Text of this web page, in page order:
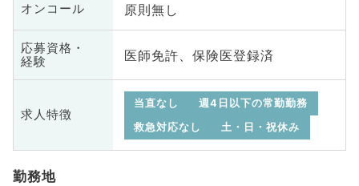
オンコール 原則無し
応募資格・
経験
医師免許、保険医登録済
求人特徴
当直なし
週4日以下の常勤勤務
救急対応なし
土・日・祝休み
勤務地